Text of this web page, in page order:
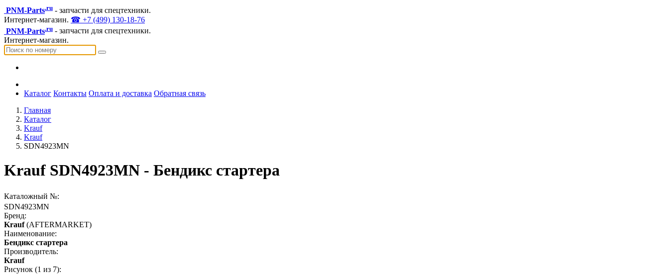
PNM-Parts.ru - запчасти для спецтехники.
Интернет-магазин. ☎ +7 (499) 130-18-76
PNM-Parts.ru - запчасти для спецтехники.
Интернет-магазин.
Каталог Контакты Оплата и доставка Обратная связь
Главная
Каталог
Krauf
Krauf
SDN4923MN
Krauf SDN4923MN - Бендикс стартера
Каталожный №:
SDN4923MN
Бренд:
Krauf (AFTERMARKET)
Наименование:
Бендикс стартера
Производитель:
Krauf
Рисунок (1 из 7):